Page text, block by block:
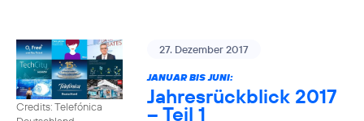
Credits: Telefónica
27. Dezember 2017
JANUAR BIS JUNI:
Jahresrückblick 2017
– Teil 1